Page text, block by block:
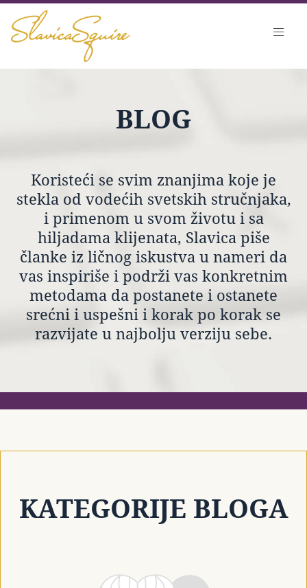
BLOG
Koristeći se svim znanjima koje je
stekla od vodećih svetskih stručnjaka,
i primenom u svom životu i sa
hiljadama klijenata, Slavica piše
članke iz ličnog iskustva u nameri da
vas inspiriše i podrži vas konkretnim
metodama da postanete i ostanete
srećni i uspešni i korak po korak se
razvijate u najbolju verziju sebe.
KATEGORIJE BLOGA